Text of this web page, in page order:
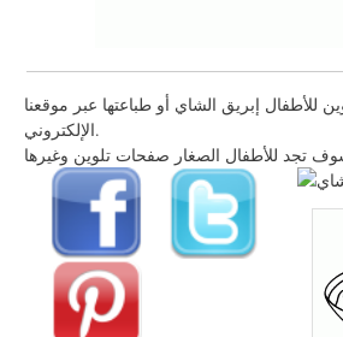
للأطفال إبريق الشاي أو طباعتها عبر موقعنا
الإلكتروني.